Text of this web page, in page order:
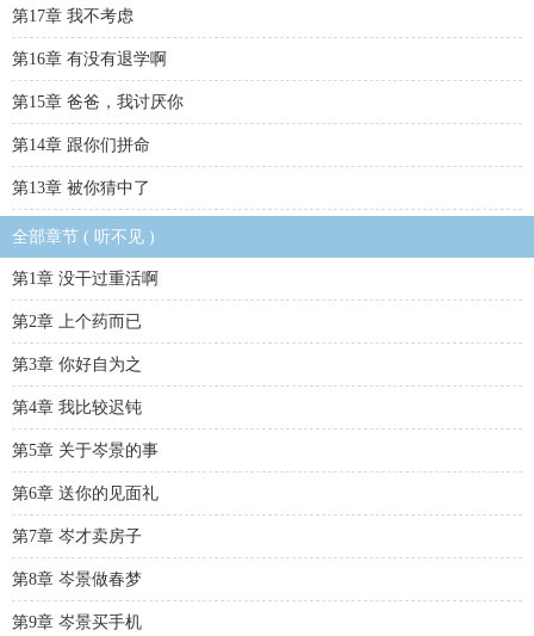
第17章 我不考虑
第16章 有没有退学啊
第15章 爸爸，我讨厌你
第14章 跟你们拼命
第13章 被你猜中了
全部章节 ( 听不见 )
第1章 没干过重活啊
第2章 上个药而已
第3章 你好自为之
第4章 我比较迟钝
第5章 关于岑景的事
第6章 送你的见面礼
第7章 岑才卖房子
第8章 岑景做春梦
第9章 岑景买手机